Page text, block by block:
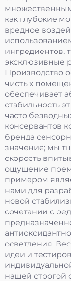
как глубокие
вредное
ингредиентов,
эксклюзивные
Производство
чистых
обеспечивает
стабильность
часто
консервантов
бренда
значение; мы
скорость
ощущение
примером
нами для
новой
сочетании с
осветления.
идеи и
нашей строгой